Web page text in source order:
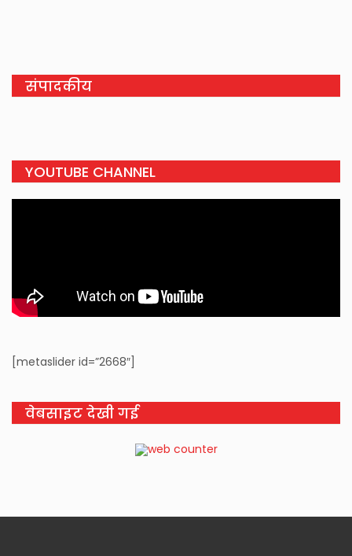
संपादकीय
YOUTUBE CHANNEL
[metaslider id=”2668″]
वेबसाइट देखी गई